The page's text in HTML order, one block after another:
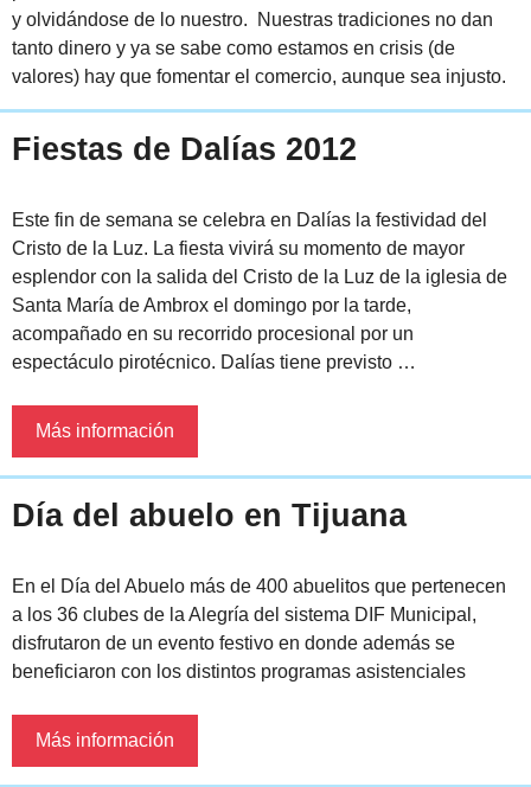
y olvidándose de lo nuestro. Nuestras tradiciones no dan
tanto dinero y ya se sabe como estamos en crisis (de
valores) hay que fomentar el comercio, aunque sea injusto.
Fiestas de Dalías 2012
Este fin de semana se celebra en Dalías la festividad del
Cristo de la Luz. La fiesta vivirá su momento de mayor
esplendor con la salida del Cristo de la Luz de la iglesia de
Santa María de Ambrox el domingo por la tarde,
acompañado en su recorrido procesional por un
espectáculo pirotécnico. Dalías tiene previsto …
Más información
Día del abuelo en Tijuana
En el Día del Abuelo más de 400 abuelitos que pertenecen
a los 36 clubes de la Alegría del sistema DIF Municipal,
disfrutaron de un evento festivo en donde además se
beneficiaron con los distintos programas asistenciales
Más información